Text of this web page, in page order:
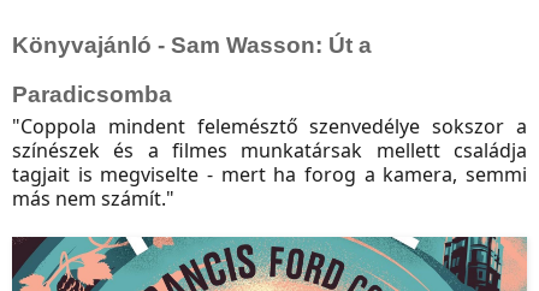
Könyvajánló - Sam Wasson: Út ​a
Paradicsomba
"Coppola mindent felemésztő szenvedélye sokszor a
színészek és a filmes munkatársak mellett családja
tagjait is megviselte - mert ha forog a kamera, semmi
más nem számít."